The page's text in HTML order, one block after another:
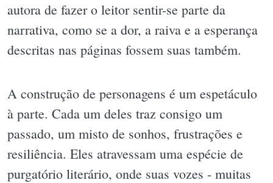
autora de fazer o leitor sentir-se parte da
narrativa, como se a dor, a raiva e a esperança
descritas nas páginas fossem suas também.
A construção de personagens é um espetáculo
à parte. Cada um deles traz consigo um
passado, um misto de sonhos, frustrações e
resiliência. Eles atravessam uma espécie de
purgatório literário, onde suas vozes - muitas